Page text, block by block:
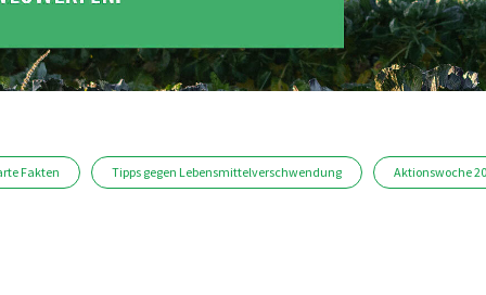
Fakten Tipps gegen Lebensmittelverschwendung Aktionswoche